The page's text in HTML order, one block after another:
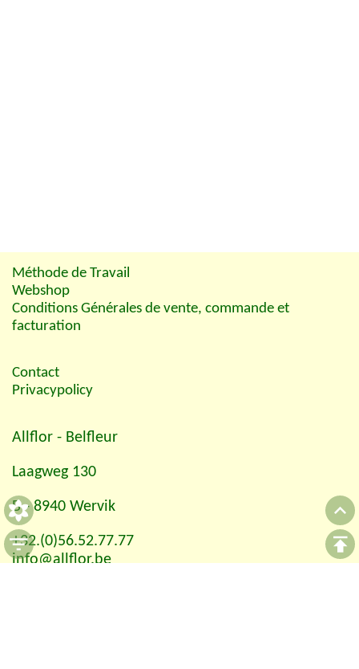
Méthode de Travail
Webshop
Conditions Générales de vente, commande et
facturation
Contact
Privacypolicy
Allflor - Belfleur
Laagweg 130
B - 8940 Wervik
+32.(0)56.52.77.77
info@allflor.be